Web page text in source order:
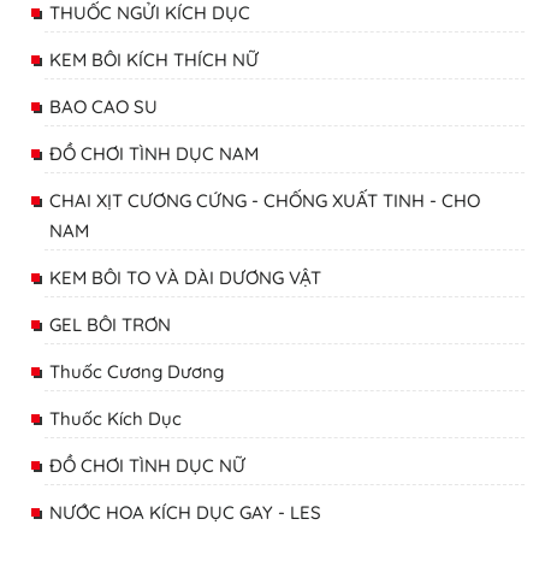
THUỐC NGỬI KÍCH DỤC
KEM BÔI KÍCH THÍCH NỮ
BAO CAO SU
ĐỒ CHƠI TÌNH DỤC NAM
CHAI XỊT CƯƠNG CỨNG - CHỐNG XUẤT TINH - CHO
NAM
KEM BÔI TO VÀ DÀI DƯƠNG VẬT
GEL BÔI TRƠN
Thuốc Cương Dương
Thuốc Kích Dục
ĐỒ CHƠI TÌNH DỤC NỮ
NƯỚC HOA KÍCH DỤC GAY - LES